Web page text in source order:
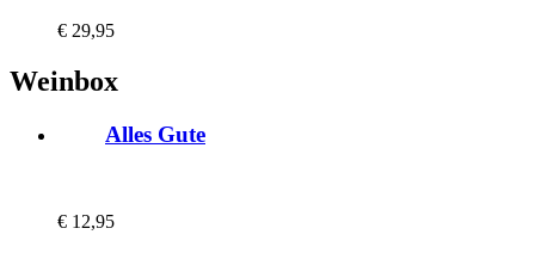
€ 29,95
Weinbox
Alles Gute
€ 12,95